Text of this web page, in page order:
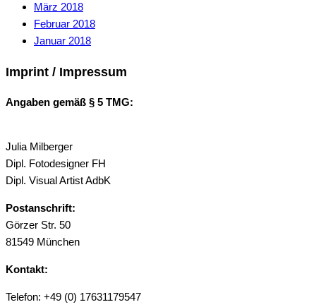
März 2018
Februar 2018
Januar 2018
Imprint / Impressum
Angaben gemäß § 5 TMG:
Julia Milberger
Dipl. Fotodesigner FH
Dipl. Visual Artist AdbK
Postanschrift:
Görzer Str. 50
81549 München
Kontakt:
Telefon: +49 (0) 17631179547